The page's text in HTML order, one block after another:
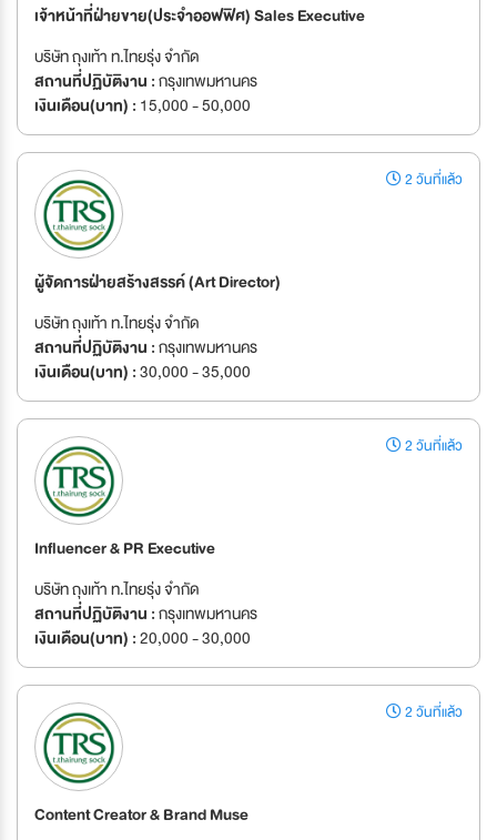
เจ้าหน้าที่ฝ่ายขาย(ประจำออฟฟิศ) Sales Executive
บริษัท ถุงเท้า ท.ไทยรุ่ง จำกัด
สถานที่ปฏิบัติงาน :กรุงเทพมหานคร
เงินเดือน(บาท) : 15,000 - 50,000
2 วันที่แล้ว
ผู้จัดการฝ่ายสร้างสรรค์ (Art Director)
บริษัท ถุงเท้า ท.ไทยรุ่ง จำกัด
สถานที่ปฏิบัติงาน :กรุงเทพมหานคร
เงินเดือน(บาท) :30,000 - 35,000
2 วันที่แล้ว
Influencer & PR Executive
บริษัท ถุงเท้า ท.ไทยรุ่ง จำกัด
สถานที่ปฏิบัติงาน :กรุงเทพมหานคร
เงินเดือน(บาท) :20,000 - 30,000
2 วันที่แล้ว
Content Creator & Brand Muse